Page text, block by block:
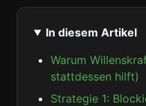
In diesem Artikel
Warum
stattdessen hilft)
Strategie 1: